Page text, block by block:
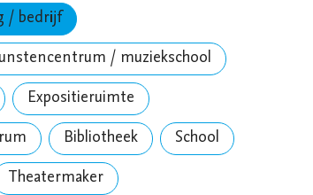
/ bedrijf
/ muziekschool
Expositieruimte
Bibliotheek School
Theatermaker